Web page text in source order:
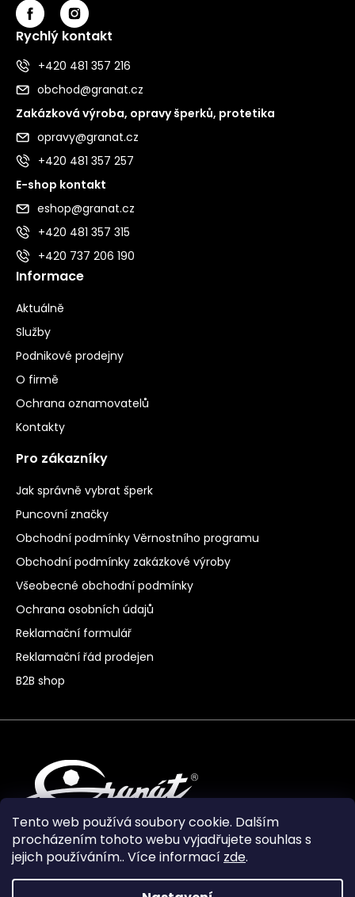
Tento web používá soubory cookie. Dalším
procházením tohoto webu vyjadřujete souhlas s
jejich používáním.. Více informací zde.
Rychlý kontakt
+420 481 357 216
obchod@granat.cz
Zakázková výroba, opravy šperků, protetika
opravy@granat.cz
+420 481 357 257
E-shop kontakt
eshop@granat.cz
+420 481 357 315
+420 737 206 190
Informace
Aktuálně
Služby
Podnikové prodejny
O firmě
Ochrana oznamovatelů
Kontakty
Pro zákazníky
Jak správně vybrat šperk
Puncovní značky
Obchodní podmínky Věrnostního programu
Obchodní podmínky zakázkové výroby
Všeobecné obchodní podmínky
Ochrana osobních údajů
Reklamační formulář
Reklamační řád prodejen
B2B shop